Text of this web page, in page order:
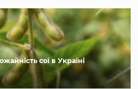
сої в Україні